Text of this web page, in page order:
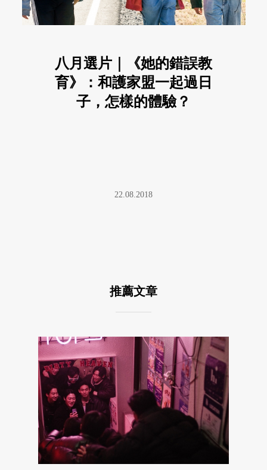
八月選片｜《她的錯誤教
育》：和護家盟一起過日
子，怎樣的體驗？
22.08.2018
推薦文章